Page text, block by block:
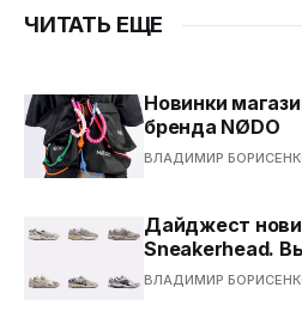
ЧИТАТЬ ЕЩЕ
Новинки
бренда NØDO
ВЛАДИМИР
Дайджест
Sneakerhead.
ВЛАДИМИР